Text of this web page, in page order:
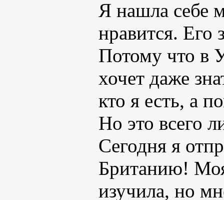
Я нашла себе
нравится. Его
Потому что в
хочет даже
кто я есть, а
Но это всего
Сегодня я
Британию!
изучила, но